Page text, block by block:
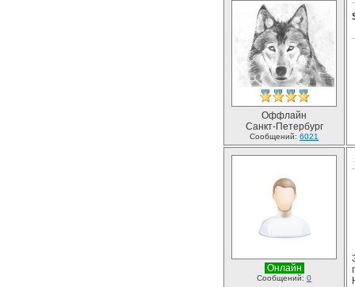
Оффлайн
Санкт-Петербург
Сообщений: 6021
Онлайн
Сообщений: 0